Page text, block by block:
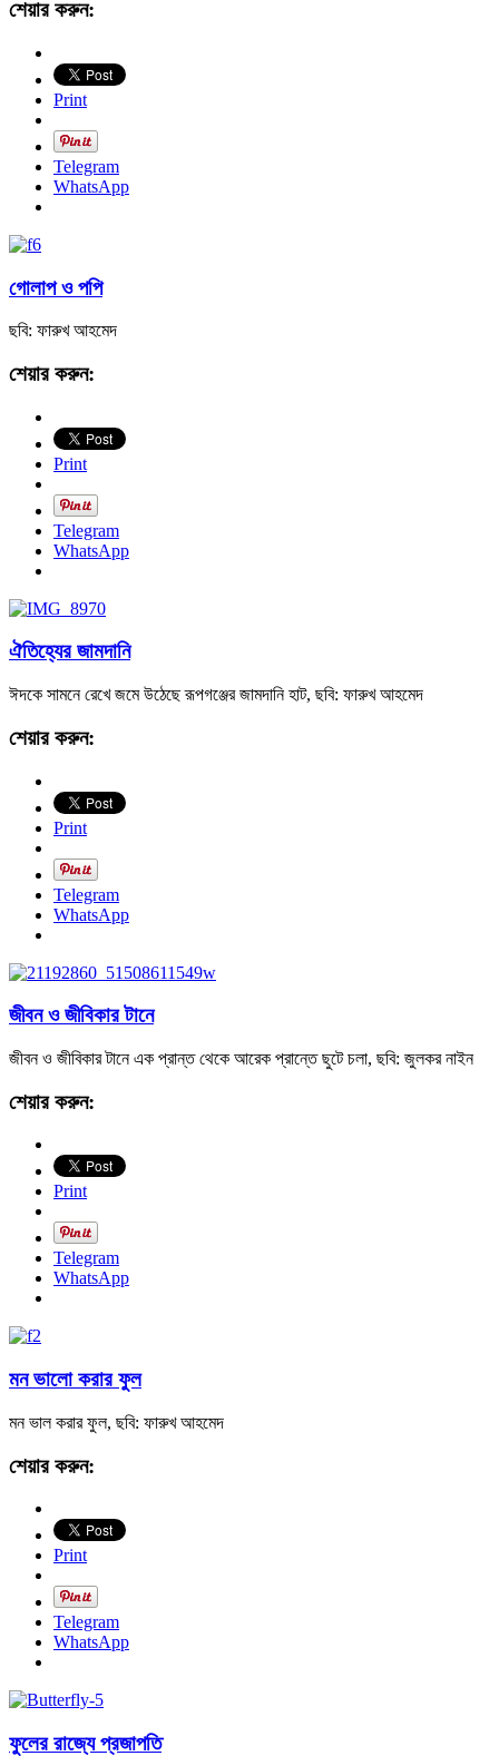
শেয়ার করুন:
Print
Telegram
WhatsApp
গোলাপ ও পপি
ছবি: ফারুখ আহমেদ
শেয়ার করুন:
Print
Telegram
WhatsApp
ঐতিহ্যের জামদানি
ঈদকে সামনে রেখে জমে উঠেছে রূপগঞ্জের জামদানি হাট, ছবি: ফারুখ আহমেদ
শেয়ার করুন:
Print
Telegram
WhatsApp
জীবন ও জীবিকার টানে
জীবন ও জীবিকার টানে এক প্রান্ত থেকে আরেক প্রান্তে ছুটে চলা, ছবি: জুলকর নাইন
শেয়ার করুন:
Print
Telegram
WhatsApp
মন ভালো করার ফুল
মন ভাল করার ফুল, ছবি: ফারুখ আহমেদ
শেয়ার করুন:
Print
Telegram
WhatsApp
ফুলের রাজ্যে প্রজাপতি